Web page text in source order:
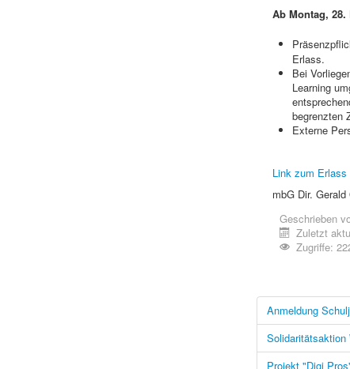
Ab Montag, 28.
Erlass.
Bei
Learning
begrenzten
Externe
Link zum Erlass
mbG Dir. Gerald
Geschrieben
Zuletzt
Zugriffe:
Anmeldung
Solidaritätsaktion
Projekt "Digi